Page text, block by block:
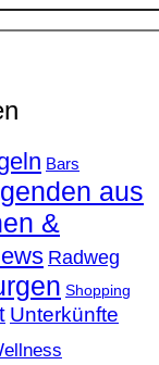
Bars
aus
&
Radweg
Shopping
Unterkünfte